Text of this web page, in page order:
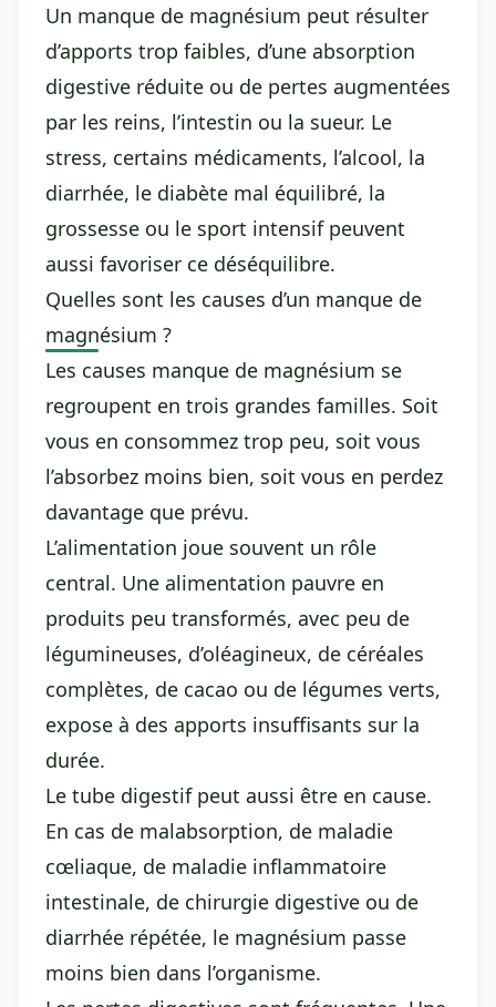
Un manque de magnésium peut résulter
d’apports trop faibles, d’une absorption
digestive réduite ou de pertes augmentées
par les reins, l’intestin ou la sueur. Le
stress, certains médicaments, l’alcool, la
diarrhée, le diabète mal équilibré, la
grossesse ou le sport intensif peuvent
aussi favoriser ce déséquilibre.
Quelles sont les causes d’un manque de
magnésium ?
Les causes manque de magnésium se
regroupent en trois grandes familles. Soit
vous en consommez trop peu, soit vous
l’absorbez moins bien, soit vous en perdez
davantage que prévu.
L’alimentation joue souvent un rôle
central. Une alimentation pauvre en
produits peu transformés, avec peu de
légumineuses, d’oléagineux, de céréales
complètes, de cacao ou de légumes verts,
expose à des apports insuffisants sur la
durée.
Le tube digestif peut aussi être en cause.
En cas de malabsorption, de maladie
cœliaque, de maladie inflammatoire
intestinale, de chirurgie digestive ou de
diarrhée répétée, le magnésium passe
moins bien dans l’organisme.